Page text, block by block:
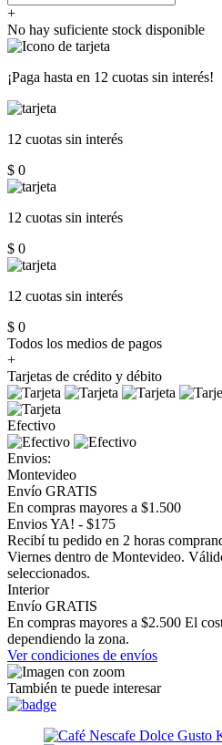
+
No hay suficiente stock disponible
¡Paga hasta en 12 cuotas sin interés!
12 cuotas sin interés
$ 0
12 cuotas sin interés
$ 0
12 cuotas sin interés
$ 0
Todos los medios de pagos
+
Tarjetas de crédito y débito
Efectivo
Envios:
Montevideo
Envío GRATIS
En compras mayores a $1.500
Envios YA! - $175
Recibí tu pedido en 2 horas
Viernes dentro de Montevideo.
seleccionados.
Interior
Envío GRATIS
En compras mayores a $2.500 El
dependiendo la zona.
Ver condiciones de envíos
También te puede interesar